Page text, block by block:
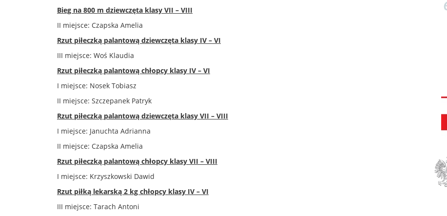
Bieg na 800 m dziewczęta klasy VII – VIII
II miejsce: Czapska Amelia
Rzut piłeczką palantową dziewczęta klasy IV – VI
III miejsce: Woś Klaudia
Rzut piłeczką palantową chłopcy klasy IV – VI
I miejsce: Nosek Tobiasz
II miejsce: Szczepanek Patryk
Rzut piłeczką palantową dziewczęta klasy VII – VIII
I miejsce: Januchta Adrianna
II miejsce: Czapska Amelia
Rzut piłeczką palantową chłopcy klasy VII – VIII
I miejsce: Krzyszkowski Dawid
Rzut piłką lekarską 2 kg chłopcy klasy IV – VI
III miejsce: Tarach Antoni